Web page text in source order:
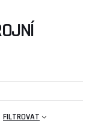
FILTROVAT